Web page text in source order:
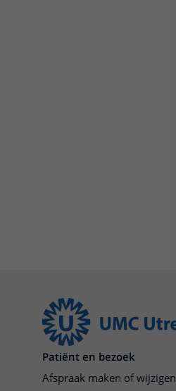
Patiënt en bezoek
Afspraak maken of wijzigen